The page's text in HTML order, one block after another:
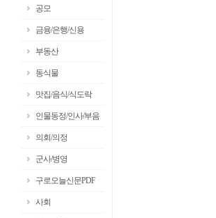
공모
금융/은행/신용
부동산
동식물
맛집/음식/식도락
인물동정/인사/부음
의회/의정
군사/병영
구로오늘신문PDF
사회